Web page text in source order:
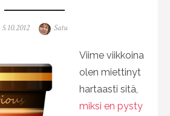
Posted
5.10.2012 Author
Satu
Viime viikkoina
olen miettinyt
hartaasti sitä,
miksi en pysty